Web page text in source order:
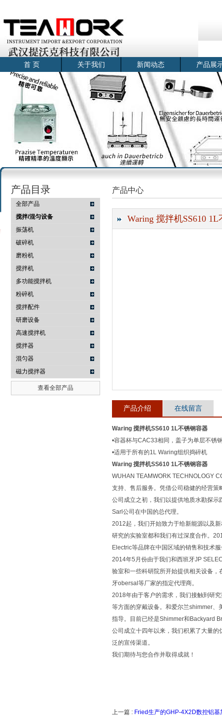
武汉提沃克科技有限公司
首 页 关于我们 新闻动态 产品展
产品目录
全部产品
搅拌/混匀设备
振荡机
破碎机
磨粉机
搅拌机
多功能搅拌机
粉碎机
搅拌配件
研磨设备
高速搅拌机
搅拌器
混匀器
磁力搅拌器
查看全部产品
产品中心
Waring 搅拌机SS610
产品介绍 在线留言
Waring 搅拌机SS610 1L不锈钢容器
•容器杯与CAC33相同，盖子为单层不锈
•适用于所有的1L Waring组织捣碎机
Waring 搅拌机SS610 1L不锈钢容器
WUHAN TEAMWORK TECHNOLOGY
支持、售后服务。凭借公司稳健的经营
公司成立之初，我们以提供地质水勘探
Sarl公司在中国的总代理。
2012起，我们开始致力于给新能源以及
研究的实验室都和我们有过深度合作。
Electric等品牌在中国区域的销售和技术
2014年5月份由于我们和西班牙JP
验室和一些科研院所开始提供相关设备
牙obersal等厂家的指定代理商。
2018年由于客户的需求，我们接触到研
等方面的穿戴设备。和爱尔兰shimmer、
指导。目前已经是Shimmer和Backyard
公司成立十四年以来，我们积累了大量
泛的宣传渠道。
我们期待与您合作并取得成就！
上一篇 : Fried生产的GHP-4X2D数控铝基